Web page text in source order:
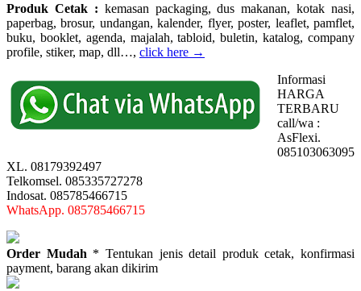
Produk Cetak : kemasan packaging, dus makanan, kotak nasi,
paperbag, brosur, undangan, kalender, flyer, poster, leaflet, pamflet,
buku, booklet, agenda, majalah, tabloid, buletin, katalog, company
profile, stiker, map, dll…, click here →
Informasi
HARGA
TERBARU
call/wa :
AsFlexi.
085103063095
XL. 08179392497
Telkomsel. 085335727278
Indosat. 085785466715
WhatsApp. 085785466715
Order Mudah * Tentukan jenis detail produk cetak, konfirmasi
payment, barang akan dikirim